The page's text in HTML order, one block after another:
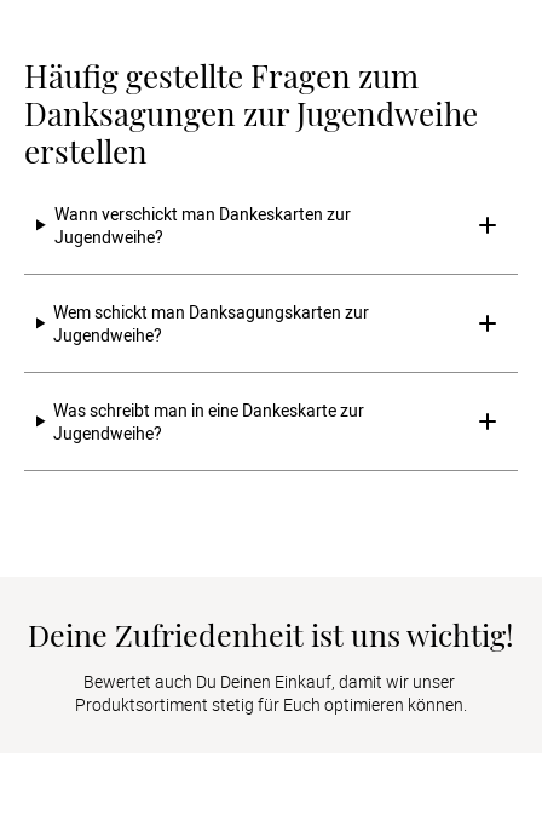
Häufig gestellte Fragen zum
Danksagungen zur Jugendweihe
erstellen
Wann verschickt man Dankeskarten zur
Jugendweihe?
Wem schickt man Danksagungskarten zur
Jugendweihe?
Was schreibt man in eine Dankeskarte zur
Jugendweihe?
Deine Zufriedenheit ist uns wichtig!
Bewertet auch Du Deinen Einkauf, damit wir unser
Produktsortiment stetig für Euch optimieren können.